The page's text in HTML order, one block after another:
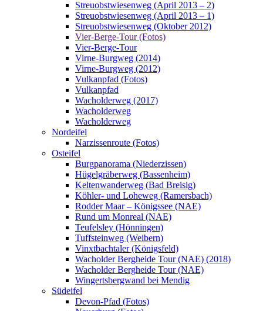
Streuobstwiesenweg (April 2013 – 2)
Streuobstwiesenweg (April 2013 – 1)
Streuobstwiesenweg (Oktober 2012)
Vier-Berge-Tour (Fotos)
Vier-Berge-Tour
Virne-Burgweg (2014)
Virne-Burgweg (2012)
Vulkanpfad (Fotos)
Vulkanpfad
Wacholderweg (2017)
Wacholderweg
Wacholderweg
Nordeifel
Narzissenroute (Fotos)
Osteifel
Burgpanorama (Niederzissen)
Hügelgräberweg (Bassenheim)
Keltenwanderweg (Bad Breisig)
Köhler- und Loheweg (Ramersbach)
Rodder Maar – Königssee (NAE)
Rund um Monreal (NAE)
Teufelsley (Hönningen)
Tuffsteinweg (Weibern)
Vinxtbachtaler (Königsfeld)
Wacholder Bergheide Tour (NAE) (2018)
Wacholder Bergheide Tour (NAE)
Wingertsbergwand bei Mendig
Südeifel
Devon-Pfad (Fotos)